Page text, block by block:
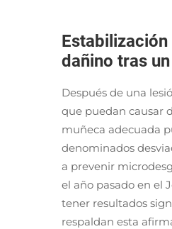
dañino tras
Después de una
que puedan causar
muñeca adecuada
denominados
a prevenir
el año pasado en el
tener resultados
respaldan esta